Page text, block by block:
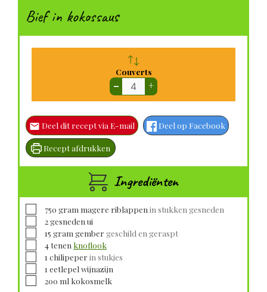
Bief in kokossaus
Couverts
– +
Deel dit recept via E-mail Deel op Facebook
Recept afdrukken
Ingrediënten
▢
750 gram magere riblappen in stukken gesneden
▢
2gesneden ui
▢
15 gram gember geschild en geraspt
▢
4tenen knoflook
▢1 chilipeper in stukjes
▢1 eetlepel wijnazijn
▢
200 ml kokosmelk